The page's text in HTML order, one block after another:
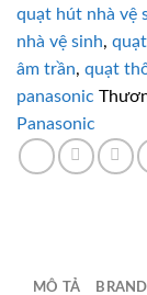
quạt hút nhà vệ
nhà vệ sinh,
âm trần, quạt
panasonic
Panasonic
MÔ TẢ BRAND